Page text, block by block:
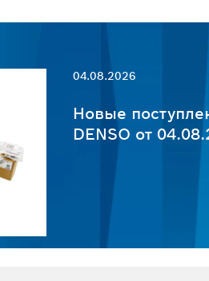
04.08.2026
Новые
DENSO от